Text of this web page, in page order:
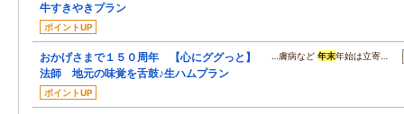
牛すきやきプラン
ポイントUP
おかげさまで１５０周年 【心にググっと】
法師 地元の味覚を舌鼓♪生ハムプラン
ポイントUP
…膚病など年末年始は立寄…